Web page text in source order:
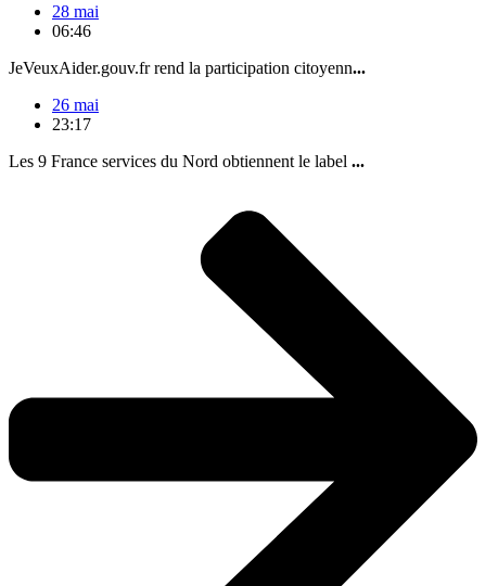
28 mai
06:46
JeVeuxAider.gouv.fr rend la participation citoyenn...
26 mai
23:17
Les 9 France services du Nord obtiennent le label ...